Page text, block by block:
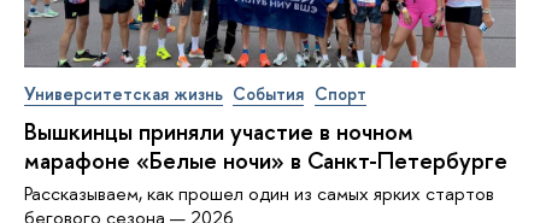
Университетская жизнь События Спорт
Вышкинцы приняли участие в ночном
марафоне «Белые ночи» в Санкт-Петербурге
Рассказываем, как прошел один из самых ярких стартов
бегового сезона — 2026